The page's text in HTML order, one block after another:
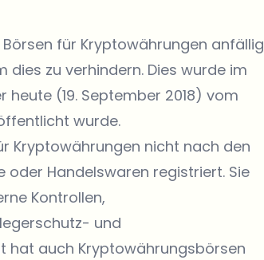
für Kryptowährungen anfällig
zu verhindern. Dies wurde im
(19. September 2018) vom
wurde.
Kryptowährungen nicht nach den
Handelswaren registriert. Sie
Kontrollen,
und
hat auch Kryptowährungsbörsen